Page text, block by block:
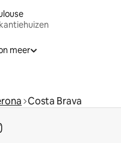
meer
Costa Brava